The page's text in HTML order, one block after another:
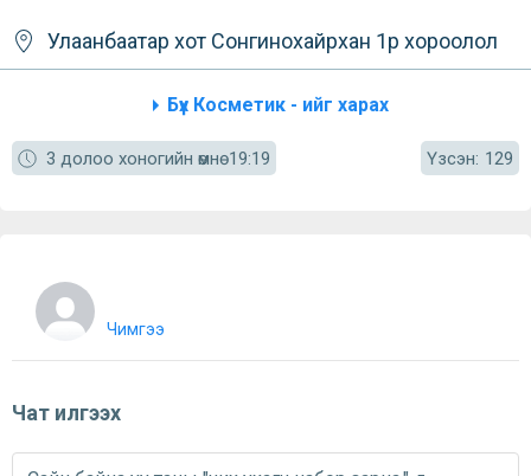
Улаанбаатар хот Сонгинохайрхан 1р хороолол
Бүх Косметик - ийг харах
3 долоо хоногийн өмнө 19:19 Үзсэн: 129
Чимгээ
Чат илгээх